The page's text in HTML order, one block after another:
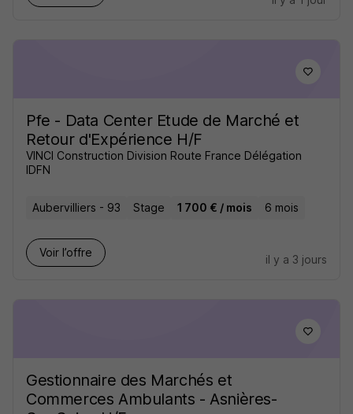
Pfe - Data Center Etude de Marché et
Retour d'Expérience H/F
VINCI Construction Division Route France Délégation
IDFN
Aubervilliers - 93 Stage 1 700 € / mois 6 mois
Voir l’offre
il y a 3 jours
Gestionnaire des Marchés et
Commerces Ambulants - Asnières-